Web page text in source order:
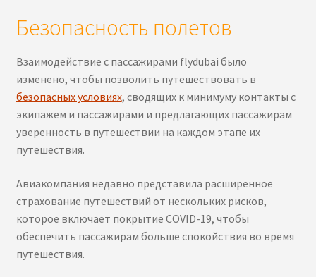
Безопасность полетов
Взаимодействие с пассажирами flydubai было
изменено, чтобы позволить путешествовать в
безопасных условиях, сводящих к минимуму контакты с
экипажем и пассажирами и предлагающих пассажирам
уверенность в путешествии на каждом этапе их
путешествия.
Авиакомпания недавно представила расширенное
страхование путешествий от нескольких рисков,
которое включает покрытие COVID-19, чтобы
обеспечить пассажирам больше спокойствия во время
путешествия.